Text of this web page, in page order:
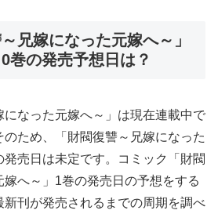
兄嫁になった元嫁へ～」
巻の発売予想日は？
なった元嫁へ～」は現在連載中で
ため、「財閥復讐～兄嫁になった
売日は未定です。コミック「財閥
へ～」1巻の発売日の予想をする
新刊が発売されるまでの周期を調べ